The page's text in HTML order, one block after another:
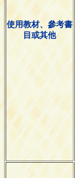
使用教材、參考書
目或其他